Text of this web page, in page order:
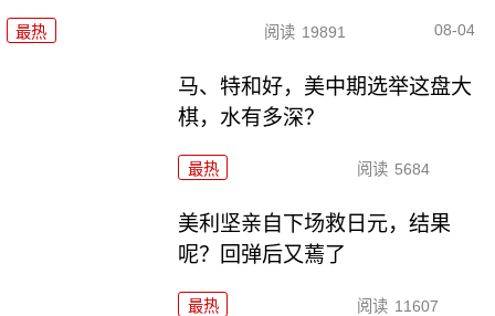
最热 阅读 19891 08-04
马、特和好，美中期选举这盘大
棋，水有多深？
最热 阅读 5684
美利坚亲自下场救日元，结果
呢？回弹后又蔫了
最热 阅读 11607